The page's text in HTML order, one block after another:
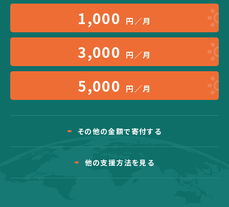
1,000 円／月
3,000 円／月
5,000 円／月
その他の金額で寄付する
他の支援方法を見る